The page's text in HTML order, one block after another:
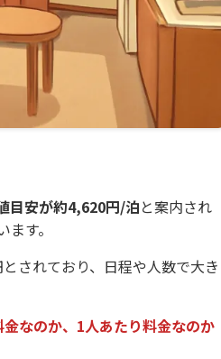
目安が約4,620円/泊と案内され
す。
されており、日程や人数で大き
金なのか、1人あたり料金なのか